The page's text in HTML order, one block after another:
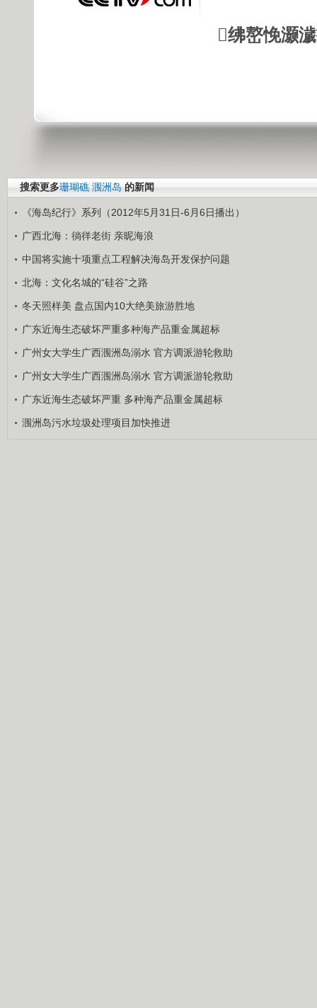
绋嶅悗灏
搜索更多珊瑚礁 涠洲岛 的新闻
《海岛纪行》系列（2012年5月31日-6月6日播出）
广西北海：徜徉老街 亲昵海浪
中国将实施十项重点工程解决海岛开发保护问题
北海：文化名城的“硅谷”之路
冬天照样美 盘点国内10大绝美旅游胜地
广东近海生态破坏严重多种海产品重金属超标
广州女大学生广西涠洲岛溺水 官方调派游轮救助
广州女大学生广西涠洲岛溺水 官方调派游轮救助
广东近海生态破坏严重 多种海产品重金属超标
涠洲岛污水垃圾处理项目加快推进